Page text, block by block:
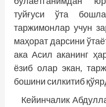
туйғуси ўта
таржимонлар учун
маҳорат дарсини
ака Асил аканинг
ёзиб олар экан,
бошини силкитиб
Кейинчалик